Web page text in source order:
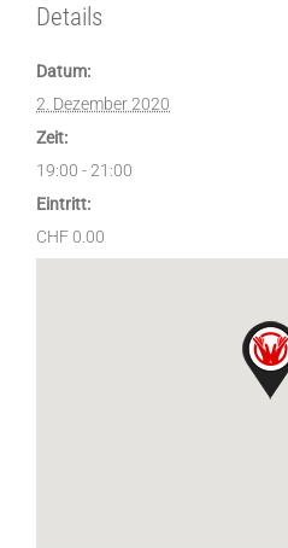
Details
Datum:
2. Dezember 2020
Zeit:
19:00 - 21:00
Eintritt:
CHF 0.00